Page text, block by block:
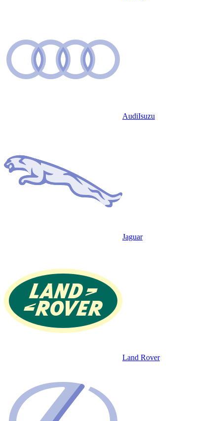
AudiIsuzu
Jaguar
Land Rover